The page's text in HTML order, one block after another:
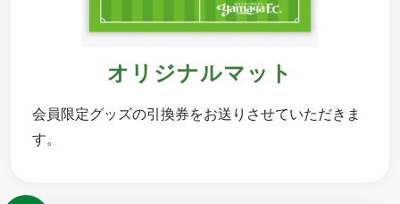
オリジナルマット
会員限定グッズの引換券をお送りさせていただきま
す。